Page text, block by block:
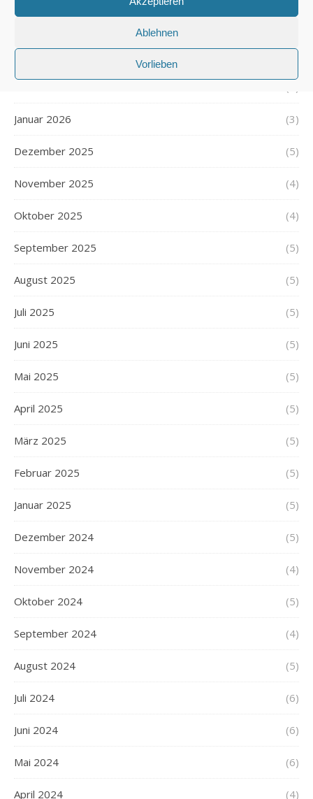
Ablehnen
Vorlieben
März 2026 (4)
Januar 2026 (3)
Dezember 2025 (5)
November 2025 (4)
Oktober 2025 (4)
September 2025 (5)
August 2025 (5)
Juli 2025 (5)
Juni 2025 (5)
Mai 2025 (5)
April 2025 (5)
März 2025 (5)
Februar 2025 (5)
Januar 2025 (5)
Dezember 2024 (5)
November 2024 (4)
Oktober 2024 (5)
September 2024 (4)
August 2024 (5)
Juli 2024 (6)
Juni 2024 (6)
Mai 2024 (6)
April 2024 (4)